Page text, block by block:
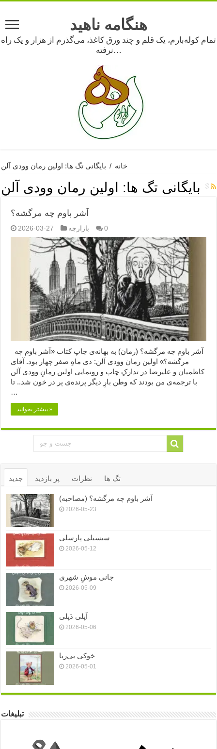
هنگامه ناهید
تمام کوله‌بارم، یک قلم و چند ورق کاغذ، می‌گذرم از هزار و یک راه
نرفته…
خانه / بایگانی تگ ها: اولین رمان وودی آلن
بایگانی تگ ها: اولین رمان وودی آلن
آشر باوم چه مرگشه؟
2026-03-27 بازارچه 0
مرگشه؟» اولین رمان وودی آلن: دی ماهِ صفر چهار بود. آقای
کاظمیان و علیرضا در تدارکِ چاپ و رونمایی اولین رمانِ وودی آلن
با ترجمه‌ی من بودند که وطن بارِ دیگر پرنده‌ی پر در خون شد.. تا
…
بیشتر بخوانید »
جدید پر بازدید نظرات تگ ها
آشر باوم چه مرگشه؟ (مصاحبه)
2026-05-23
سیسیلی پارسلی
2026-05-12
جانی موشِ شهری
2026-05-09
اَپلی دَپلی
2026-05-06
خوکی بی‌ریا
2026-05-01
تبلیغات